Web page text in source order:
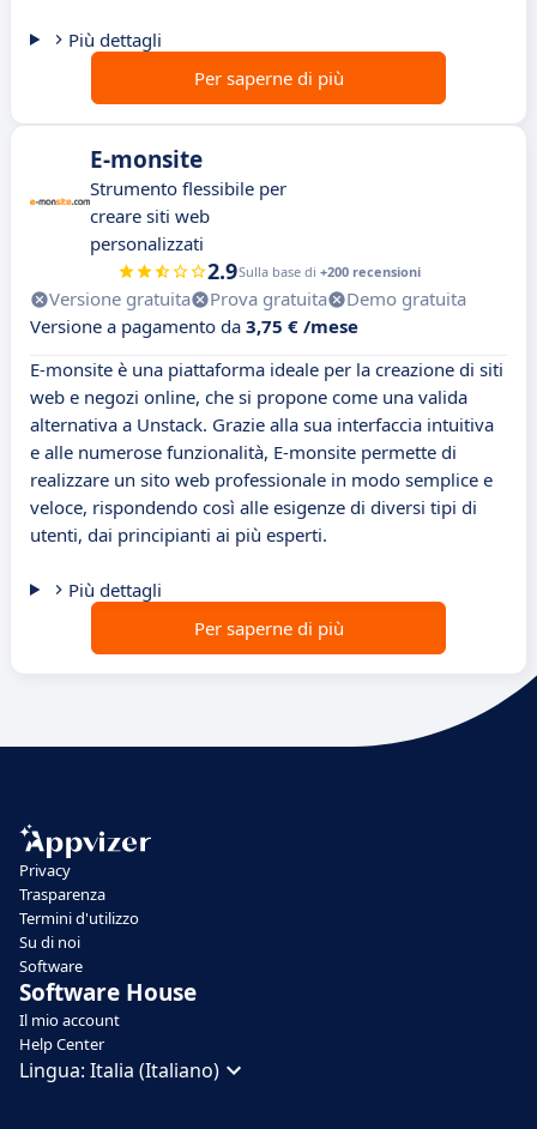
Più dettagli
Per saperne di più
E-monsite
Strumento flessibile per
creare siti web
personalizzati
2.9Sulla base di +200 recensioni
Versione gratuita Prova gratuita
Demo gratuita
Versione a pagamento da 3,75 € /mese
E-monsite è una piattaforma ideale per la creazione di siti
web e negozi online, che si propone come una valida
alternativa a Unstack. Grazie alla sua interfaccia intuitiva
e alle numerose funzionalità, E-monsite permette di
realizzare un sito web professionale in modo semplice e
veloce, rispondendo così alle esigenze di diversi tipi di
utenti, dai principianti ai più esperti.
Più dettagli
Per saperne di più
Privacy
Trasparenza
Termini d'utilizzo
Su di noi
Software
Software House
Il mio account
Help Center
Lingua: Italia (Italiano)